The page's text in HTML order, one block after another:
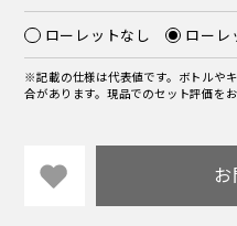
ローレットなし ローレ
※記載の仕様は代表値です。ボトルや
合があります。現品でのセット評価をお